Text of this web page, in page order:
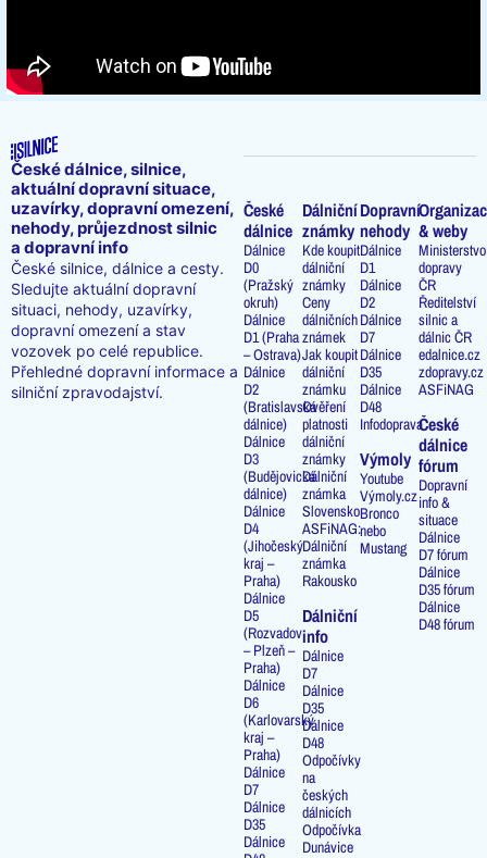
České dálnice, silnice,
aktuální dopravní situace,
uzavírky, dopravní omezení,
nehody, průjezdnost silnic
a dopravní info
České silnice, dálnice a cesty.
Sledujte aktuální dopravní
situaci, nehody, uzavírky,
dopravní omezení a stav
vozovek po celé republice.
Přehledné dopravní informace a
silniční zpravodajství.
České
dálnice
Dálnice
D0
(Pražský
okruh)
Dálnice
D1 (Praha
– Ostrava)
Dálnice
D2
(Bratislavská
dálnice)
Dálnice
D3
(Budějovická
dálnice)
Dálnice
D4
(Jihočeský
kraj –
Praha)
Dálnice
D5
(Rozvadov
– Plzeň –
Praha)
Dálnice
D6
(Karlovarský
kraj –
Praha)
Dálnice
D7
Dálnice
D35
Dálnice
Dálniční
známky
Kde koupit
dálniční
známky
Ceny
dálničních
známek
Jak koupit
dálniční
známku
Ověření
platnosti
dálniční
známky
Dálniční
známka
Slovensko
ASFiNAG:
Dálniční
známka
Rakousko
Dálniční
info
Dálnice
D7
Dálnice
D35
Dálnice
D48
Odpočívky
na
českých
dálnicích
Odpočívka
Dunávice
Dopravní
nehody
Dálnice
D1
Dálnice
D2
Dálnice
D7
Dálnice
D35
Dálnice
D48
Infodoprava
Výmoly
Youtube
Výmoly.cz
Bronco
nebo
Mustang
& weby
Ministerstvo
dopravy
ČR
Ředitelství
silnic a
dálnic ČR
edalnice.cz
zdopravy.cz
ASFiNAG
České
dálnice
fórum
Dopravní
info &
situace
Dálnice
D7 fórum
Dálnice
D35 fórum
Dálnice
D48 fórum